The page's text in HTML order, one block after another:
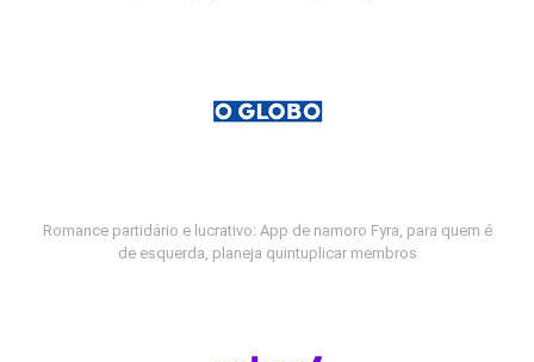
Romance partidário e lucrativo: App de namoro Fyra, para quem é
de esquerda, planeja quintuplicar membros